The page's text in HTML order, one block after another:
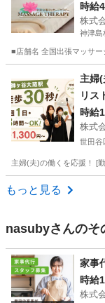
間を
務所
え有
きる
時給
株式
神津島
■店舗名 全国出張マッサ
主婦
リス
時給
株式
世田谷
主婦(夫)の働くを応援！ [
東京 世田谷区
もっと見る
nasubyさんのそ
家事
時給
株式